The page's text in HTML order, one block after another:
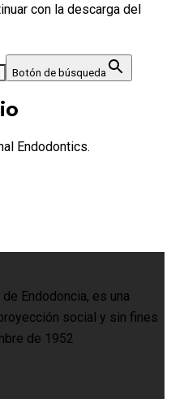
con la descarga del
Botón de búsqueda
Endodontics.
Endodoncia, es una
social y sin fines
de 1952